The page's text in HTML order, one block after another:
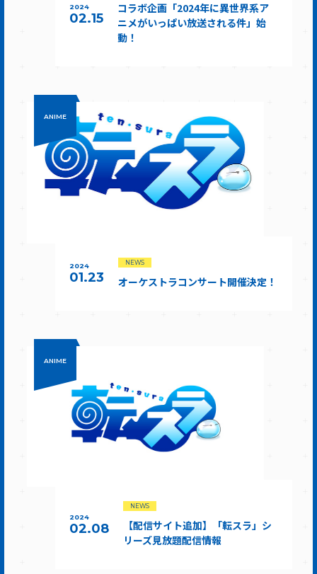
2024
02.15
コラボ企画「2024年に異世界系ア
ニメがいっぱい放送される件」始
動！
ANIME
2024
01.23
NEWS
オーケストラコンサート開催決定！
ANIME
2024
02.08
NEWS
【配信サイト追加】「転スラ」シ
リーズ見放題配信情報